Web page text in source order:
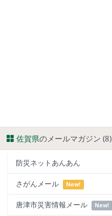
佐賀県のメールマガジン (8)
防災ネットあんあん
さがんメール New!
唐津市災害情報メール New!